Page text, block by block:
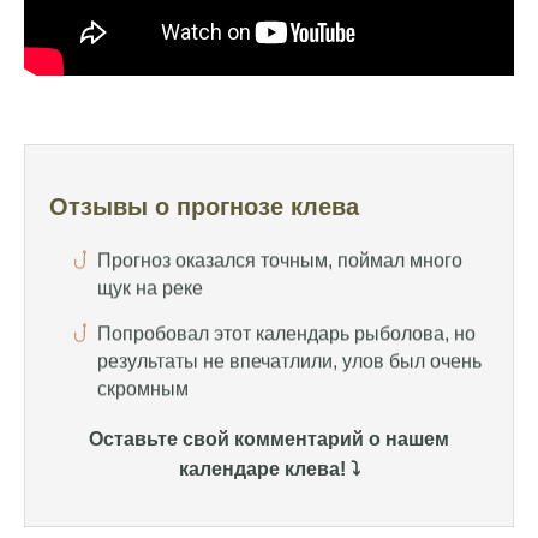
Отзывы о прогнозе клева
иногда нет, это всегда лотерея
Отличный прогноз клева! Сегодня поймал
Прогноз оказался точным, поймал много
Попробовал этот календарь рыболова, но
результаты не впечатлили, улов был очень
скромным
отлично, уловил карпа и налима
Уже второй раз пользуюсь этим прогнозом,
Сегодня благодаря прогнозу клева удалось
действительно работает
Оставьте свой комментарий о нашем
календаре клева! ⤵️